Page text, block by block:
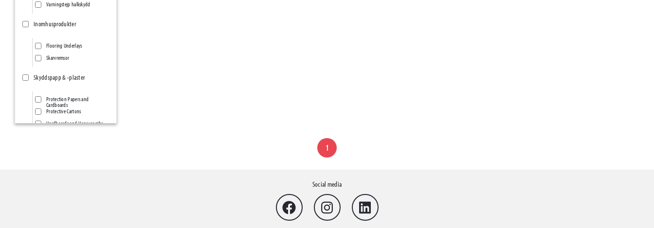
Varningstejp halkskydd
Inomhusprodukter
Flooring Underlays
Skarvremsor
Skyddspapp & -plaster
Protection Papers and
Cardboards
Protective Cartons
Hardboards and Honeycombs
1
Social media